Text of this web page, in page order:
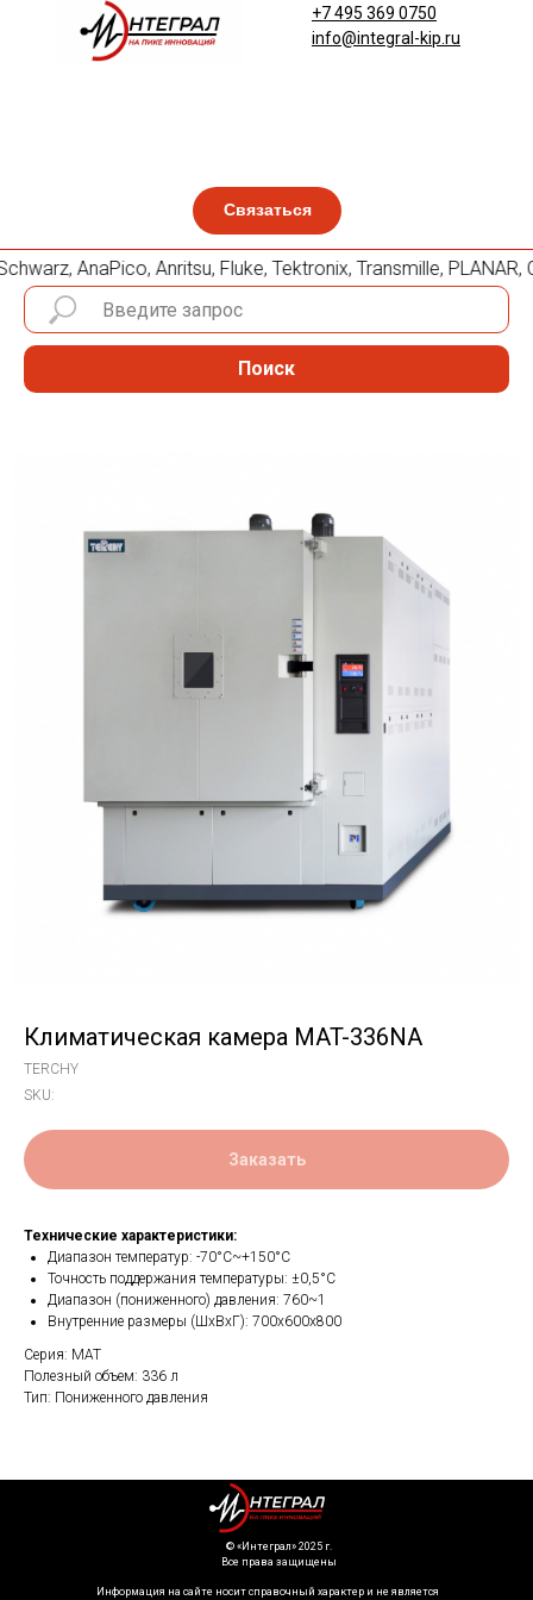
Связаться
+7 495 369 0750
info@integral-kip.ru
AnaPico, Anritsu, Fluke, Tektronix, Transmille,
Поиск
Климатическая камера MAT-336NA
TERCHY
SKU:
Заказать
Технические характеристики:
Диапазон температур: -70°C~+150°C
Точность поддержания температуры: ±0,5°C
Диапазон (пониженного) давления: 760~1
Внутренние размеры (ШхВхГ): 700х600х800
Серия: MAT
Полезный объем: 336 л
Тип: Пониженного давления
Информация на сайте носит справочный характер и не является
©️ «Интеграл» 2025 г.
Все права защищены